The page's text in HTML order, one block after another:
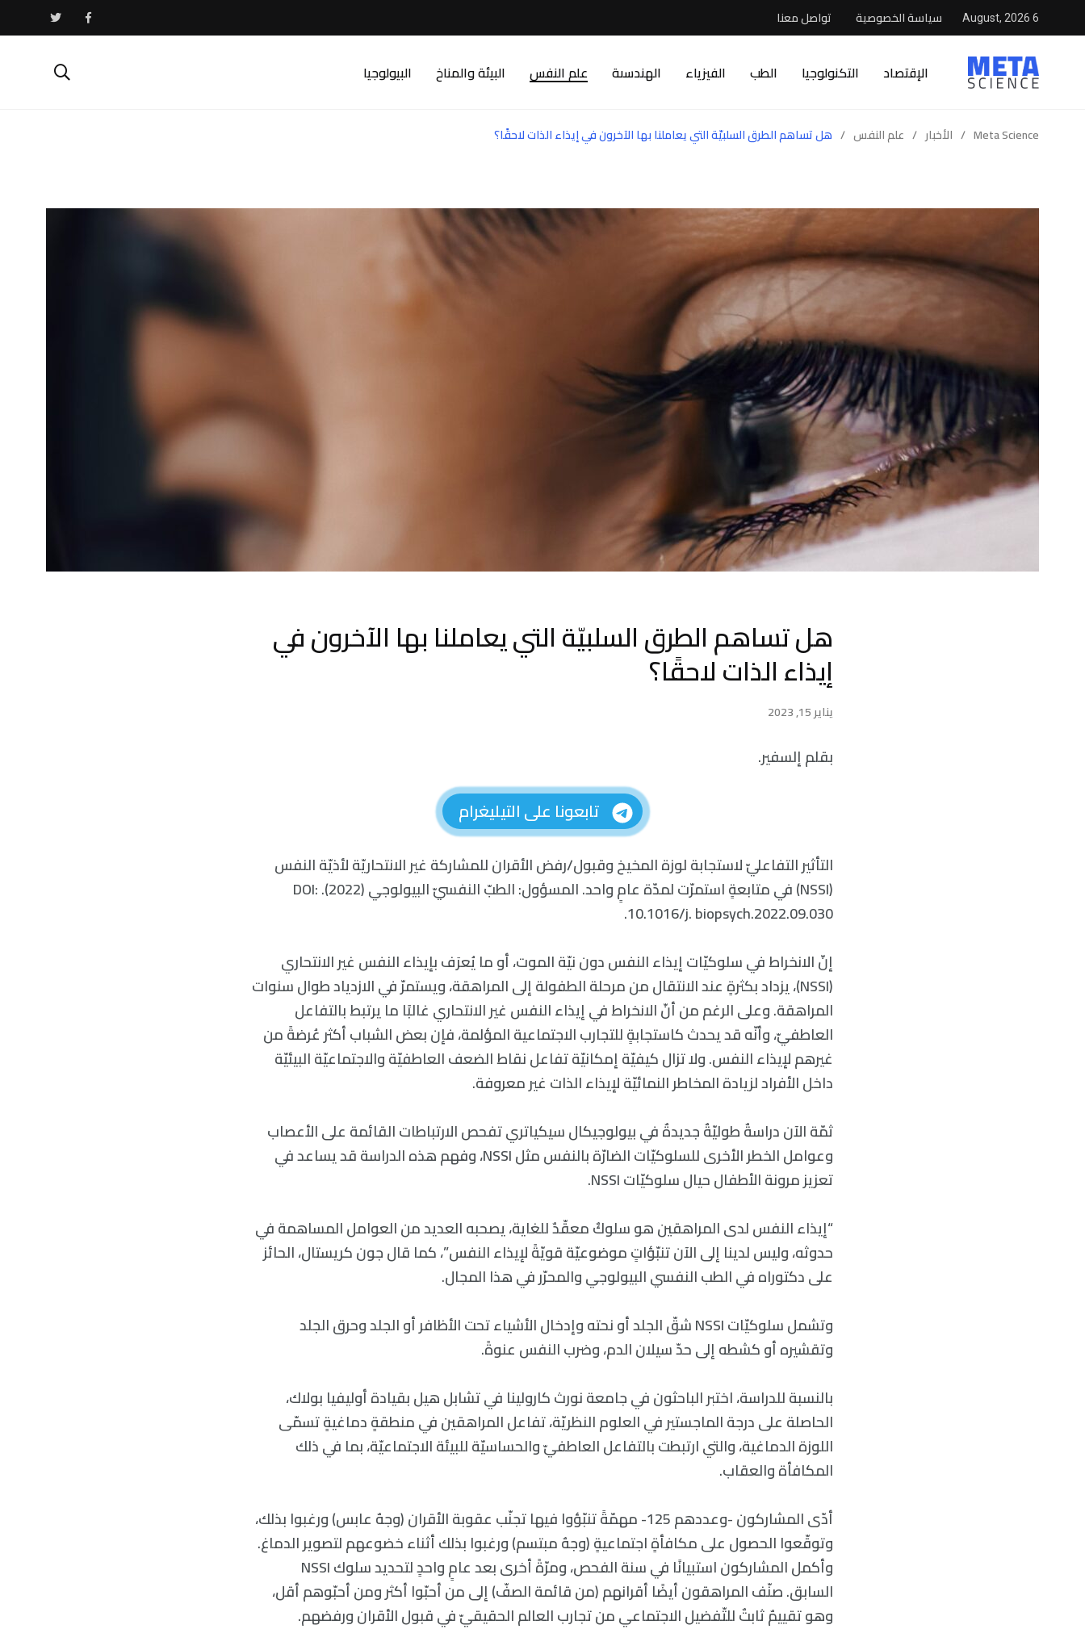
6 August, 2026 سياسة الخصوصية تواصل معنا
الإقتصاد التكنولوجيا الطب الفيزياء الهندسىة علم النفس البيئة والمناخ البيولوجيا
Meta Science
/ الأخبار / علم النفس / هل تساهم الطرق السلبيّة التي يعاملنا بها الآخرون في إيذاء الذات لاحقًا؟
هل تساهم الطرق السلبيّة التي يعاملنا بها الآخرون في
إيذاء الذات لاحقًا؟
يناير 15, 2023
بقلم إلسفير.
تابعونا على التيليغرام
التأثير التفاعليّ لاستجابة لوزة المخيخ وقبول/رفض الأقران للمشاركة غير الانتحاريّة لأذيّة النفس
(NSSI) في متابعةٍ استمرّت لمدّة عامٍ واحد. المسؤول: الطبّ النفسيّ البيولوجي (2022). DOI:
10.1016/j. biopsych.2022.09.030.
إنّ الانخراط في سلوكيّات إيذاء النفس دون نيّة الموت، أو ما يُعرَف بإيذاء النفس غير الانتحاري
(NSSI)، يزداد بكثرةٍ عند الانتقال من مرحلة الطفولة إلى المراهقة، ويستمرّ في الازدياد طوال سنوات
المراهقة. وعلى الرغم من أنّ الانخراط في إيذاء النفس غير الانتحاري غالبًا ما يرتبط بالتفاعل
العاطفيّ، وأنّه قد يحدث كاستجابةٍ للتجارب الاجتماعية المؤلمة، فإن بعض الشباب أكثر عُرضةً من
غيرهم لإيذاء النفس. ولا تزال كيفيّة إمكانيّة تفاعل نقاط الضعف العاطفيّة والاجتماعيّة البيئيّة
داخل الأفراد لزيادة المخاطر النمائيّة لإيذاء الذات غير معروفة.
ثمّة الآن دراسةٌ طوليّةٌ جديدةٌ في بيولوجيكال سيكياتري تفحص الارتباطات القائمة على الأعصاب
وعوامل الخطر الأخرى للسلوكيّات الضارّة بالنفس مثل NSSI، وفهم هذه الدراسة قد يساعد في
تعزيز مرونة الأطفال حيال سلوكيّات NSSI.
“إيذاء النفس لدى المراهقين هو سلوكٌ معقّدٌ للغاية، يصحبه العديد من العوامل المساهمة في
حدوثه، وليس لدينا إلى الآن تنبّؤاتٍ موضوعيّة قويّةً لإيذاء النفس”، كما قال جون كريستال، الحائز
على دكتوراه في الطب النفسي البيولوجي والمحرّر في هذا المجال.
وتشمل سلوكيّات NSSI شقّ الجلد أو نحته وإدخال الأشياء تحت الأظافر أو الجلد وحرق الجلد
وتقشيره أو كشطه إلى حدّ سيلان الدم، وضرب النفس عنوةً.
بالنسبة للدراسة، اختبر الباحثون في جامعة نورث كارولينا في تشابل هيل بقيادة أوليفيا بولاك،
الحاصلة على درجة الماجستير في العلوم النظريّة، تفاعل المراهقين في منطقةٍ دماغيةٍ تسمّى
اللوزة الدماغية، والتي ارتبطت بالتفاعل العاطفيّ والحساسيّة للبيئة الاجتماعيّة، بما في ذلك
المكافأة والعقاب.
أدّى المشاركون -وعددهم 125- مهمّةً تنبّؤوا فيها تجنّب عقوبة الأقران (وجهٌ عابس) ورغبوا بذلك،
وتوقّعوا الحصول على مكافأةٍ اجتماعيةٍ (وجهٌ مبتسم) ورغبوا بذلك أثناء خضوعهم لتصوير الدماغ.
وأكمل المشاركون استبيانًا في سنة الفحص، ومرّةً أخرى بعد عامٍ واحدٍ لتحديد سلوك NSSI
السابق. صنّف المراهقون أيضًا أقرانهم (من قائمة الصفّ) إلى من أحبّوا أكثر ومن أحبّوهم أقل،
وهو تقييمٌ ثابتٌ للتّفضيل الاجتماعي من تجارب العالم الحقيقيّ في قبول الأقران ورفضهم.